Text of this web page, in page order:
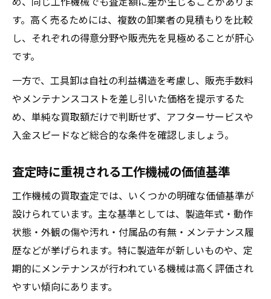
す。高く売るためには、複数の卸業者の見積もりを比較
し、それぞれの得意分野や販売先を見極めることが肝心
です。
一方で、工具卸は自社の利益構造を考慮し、販売手数料
やメンテナンスコストを差し引いた価格を提示するた
め、単純な買取額だけで判断せず、アフターサービスや
入金スピードなど総合的な条件を確認しましょう。
査定時に重視される工作機械の価値基準
工作機械の買取査定では、いくつかの明確な価値基準が
設けられています。主な基準としては、製造年式・動作
状態・外観の傷や汚れ・付属品の有無・メンテナンス履
歴などが挙げられます。特に製造年が新しいものや、定
期的にメンテナンスが行われている機械は高く評価され
やすい傾向にあります。